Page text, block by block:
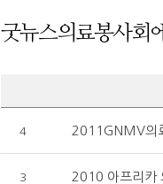
굿뉴스의료봉사회
4 2011GNMV의
3 2010 아프리카